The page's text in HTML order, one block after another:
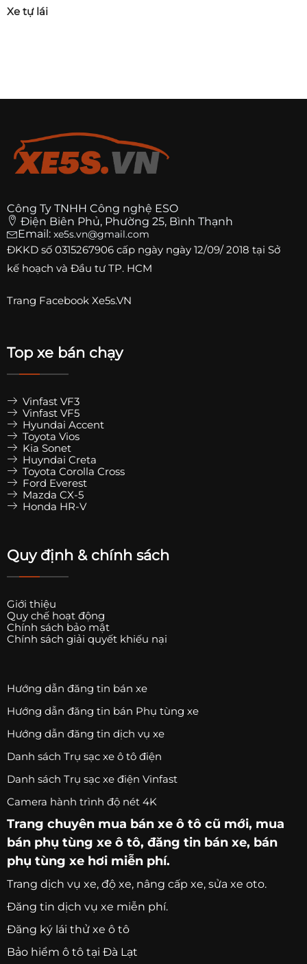
Xe tự lái
Công Ty TNHH Công nghệ ESO
Điện Biên Phủ, Phường 25, Bình Thạnh
Email: xe5s.vn@gmail.com
ĐKKD số 0315267906 cấp ngày ngày 12/09/ 2018 tại Sở
kế hoạch và Đầu tư TP. HCM
Trang Facebook Xe5s.VN
Top xe bán chạy
Vinfast VF3
Vinfast VF5
Hyundai Accent
Toyota Vios
Kia Sonet
Huyndai Creta
Toyota Corolla Cross
Ford Everest
Mazda CX-5
Honda HR-V
Quy định & chính sách
Giới thiệu
Quy chế hoạt động
Chính sách bảo mật
Chính sách giải quyết khiếu nại
Hướng dẫn đăng tin bán xe
Hướng dẫn đăng tin bán Phụ tùng xe
Hướng dẫn đăng tin dịch vụ xe
Danh sách Trụ sạc xe ô tô điện
Danh sách Trụ sạc xe điện Vinfast
Camera hành trình độ nét 4K
Trang chuyên mua bán xe ô tô cũ mới, mua
bán phụ tùng xe ô tô, đăng tin bán xe, bán
phụ tùng xe hơi miễn phí.
Trang dịch vụ xe, độ xe, nâng cấp xe, sửa xe oto.
Đăng tin dịch vụ xe miễn phí.
Đăng ký lái thử xe ô tô
Bảo hiểm ô tô tại Đà Lạt